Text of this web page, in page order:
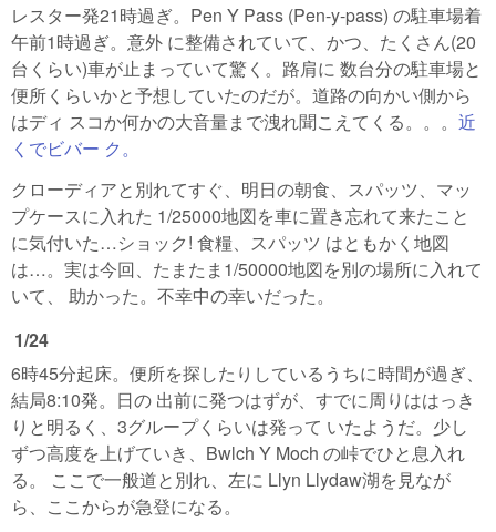
レスター発21時過ぎ。Pen Y Pass (Pen-y-pass) の駐車場着
午前1時過ぎ。意外 に整備されていて、かつ、たくさん(20
台くらい)車が止まっていて驚く。路肩に 数台分の駐車場と
便所くらいかと予想していたのだが。道路の向かい側から
はディ スコか何かの大音量まで洩れ聞こえてくる。。。 近
くでビバー ク。
クローディアと別れてすぐ、明日の朝食、スパッツ、マッ
プケースに入れた 1/25000地図を車に置き忘れて来たこと
に気付いた…ショック! 食糧、スパッツ はともかく地図
は…。実は今回、たまたま1/50000地図を別の場所に入れて
いて、 助かった。不幸中の幸いだった。
1/24
6時45分起床。便所を探したりしているうちに時間が過ぎ、
結局8:10発。日の 出前に発つはずが、すでに周りははっき
りと明るく、3グループくらいは発って いたようだ。少し
ずつ高度を上げていき、Bwlch Y Moch の峠でひと息入れ
る。 ここで一般道と別れ、左に Llyn Llydaw湖を見なが
ら、ここからが急登になる。